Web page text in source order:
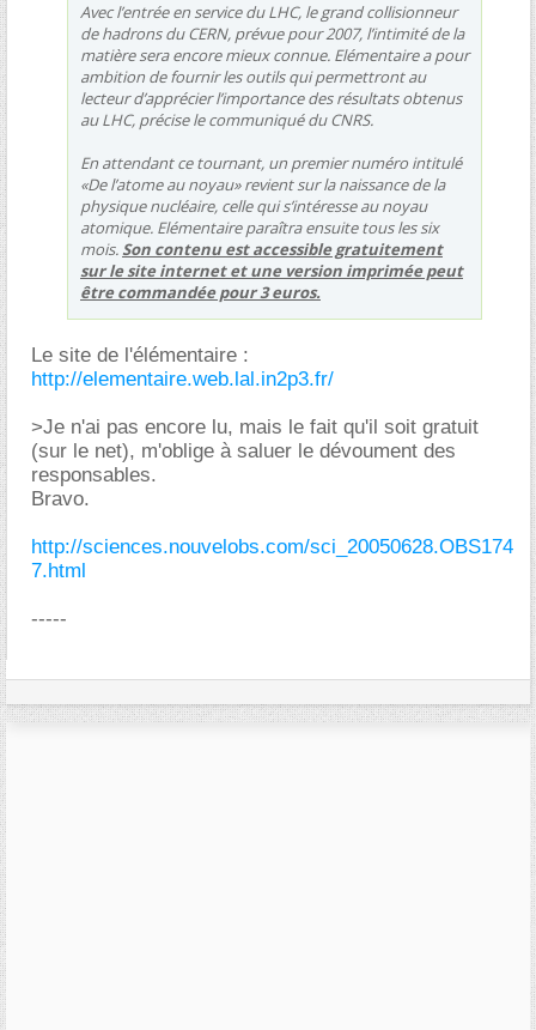
Avec l’entrée en service du LHC, le grand collisionneur
de hadrons du CERN, prévue pour 2007, l’intimité de la
matière sera encore mieux connue. Elémentaire a pour
ambition de fournir les outils qui permettront au
lecteur d’apprécier l’importance des résultats obtenus
au LHC, précise le communiqué du CNRS.
En attendant ce tournant, un premier numéro intitulé
«De l’atome au noyau» revient sur la naissance de la
physique nucléaire, celle qui s’intéresse au noyau
atomique. Elémentaire paraîtra ensuite tous les six
mois. Son contenu est accessible gratuitement
sur le site internet et une version imprimée peut
être commandée pour 3 euros.
Le site de l'élémentaire :
http://elementaire.web.lal.in2p3.fr/
>Je n'ai pas encore lu, mais le fait qu'il soit gratuit
(sur le net), m'oblige à saluer le dévoument des
responsables.
Bravo.
http://sciences.nouvelobs.com/sci_20050628.OBS174
7.html
-----